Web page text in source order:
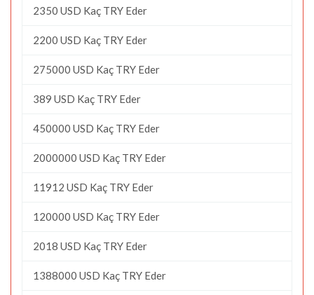
2350 USD Kaç TRY Eder
2200 USD Kaç TRY Eder
275000 USD Kaç TRY Eder
389 USD Kaç TRY Eder
450000 USD Kaç TRY Eder
2000000 USD Kaç TRY Eder
11912 USD Kaç TRY Eder
120000 USD Kaç TRY Eder
2018 USD Kaç TRY Eder
1388000 USD Kaç TRY Eder